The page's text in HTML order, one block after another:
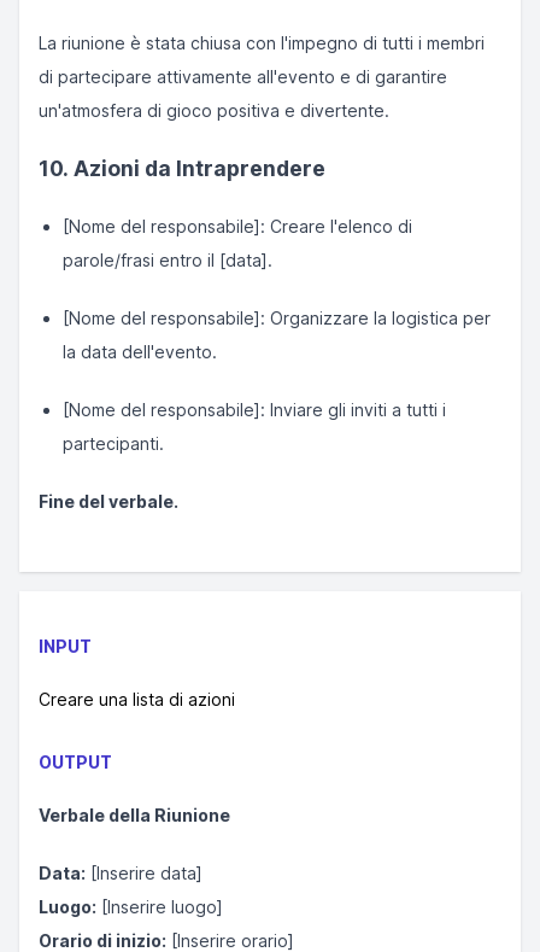
La riunione è stata chiusa con l'impegno di tutti i membri
di partecipare attivamente all'evento e di garantire
un'atmosfera di gioco positiva e divertente.
10. Azioni da Intraprendere
[Nome del responsabile]: Creare l'elenco di
parole/frasi entro il [data].
[Nome del responsabile]: Organizzare la logistica per
la data dell'evento.
[Nome del responsabile]: Inviare gli inviti a tutti i
partecipanti.
Fine del verbale.
INPUT
Creare una lista di azioni
OUTPUT
Verbale della Riunione
Data: [Inserire data]
Luogo: [Inserire luogo]
Orario di inizio: [Inserire orario]